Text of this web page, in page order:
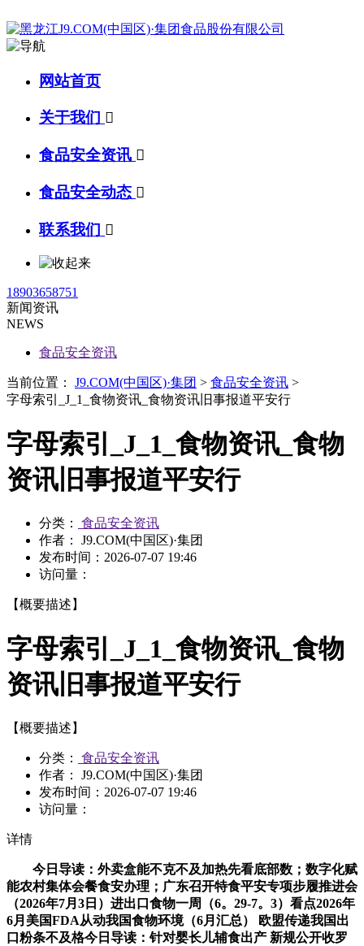
网站首页
关于我们 
食品安全资讯 
食品安全动态 
联系我们 
18903658751
新闻资讯
NEWS
食品安全资讯
当前位置： J9.COM(中国区)·集团 > 食品安全资讯 >
字母索引_J_1_食物资讯_食物资讯旧事报道平安行
字母索引_J_1_食物资讯_食物
资讯旧事报道平安行
分类：
食品安全资讯
作者： J9.COM(中国区)·集团
发布时间： 2026-07-07 19:46
访问量：
【概要描述】
字母索引_J_1_食物资讯_食物
资讯旧事报道平安行
【概要描述】
分类：
食品安全资讯
作者： J9.COM(中国区)·集团
发布时间： 2026-07-07 19:46
访问量：
详情
今日导读：外卖盒能不克不及加热先看底部数；数字化赋
能农村集体会餐食安办理；广东召开特食平安专项步履推进会
（2026年7月3日）进出口食物一周（6。29-7。3）看点2026年
6月美国FDA从动我国食物环境（6月汇总） 欧盟传递我国出
口粉条不及格今日导读：针对婴长儿辅食出产 新规公开收罗